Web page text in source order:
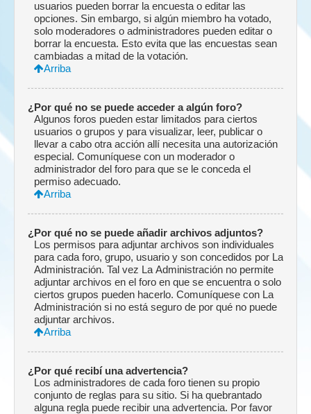
usuarios pueden borrar la encuesta o editar las
opciones. Sin embargo, si algún miembro ha votado,
solo moderadores o administradores pueden editar o
borrar la encuesta. Esto evita que las encuestas sean
cambiadas a mitad de la votación.
Arriba
¿Por qué no se puede acceder a algún foro?
Algunos foros pueden estar limitados para ciertos
usuarios o grupos y para visualizar, leer, publicar o
llevar a cabo otra acción allí necesita una autorización
especial. Comuníquese con un moderador o
administrador del foro para que se le conceda el
permiso adecuado.
Arriba
¿Por qué no se puede añadir archivos adjuntos?
Los permisos para adjuntar archivos son individuales
para cada foro, grupo, usuario y son concedidos por La
Administración. Tal vez La Administración no permite
adjuntar archivos en el foro en que se encuentra o solo
ciertos grupos pueden hacerlo. Comuníquese con La
Administración si no está seguro de por qué no puede
adjuntar archivos.
Arriba
¿Por qué recibí una advertencia?
Los administradores de cada foro tienen su propio
conjunto de reglas para su sitio. Si ha quebrantado
alguna regla puede recibir una advertencia. Por favor